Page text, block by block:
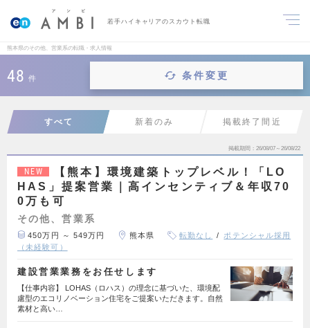
若手ハイキャリアのスカウト転職
熊本県のその他、営業系の転職・求人情報
48 件 条件変更
すべて 新着のみ 掲載終了間近
掲載期間 26/08/07～26/08/22
NEW
【熊本】環境建築トップレベル！「LO
HAS」提案営業｜高インセンティブ＆年収70
0万も可
その他、営業系
450万円 ～ 549万円 熊本県 転勤なし
ポテンシャル採用
（未経験可）
建設営業業務をお任せします
【仕事内容】 LOHAS（ロハス）の理念に基づいた、環境配
慮型のエコリノベーション住宅をご提案いただきます。自然
素材と高い…